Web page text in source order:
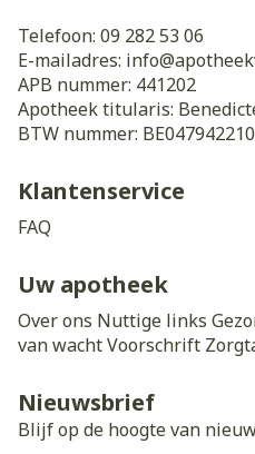
Telefoon: 09 282 53 06
E-mailadres: info@
APB nummer: 441202
Apotheek titularis:
BTW nummer:
Klantenservice
FAQ
Uw apotheek
Over ons Nuttige links
van wachtVoorschrift
Nieuwsbrief
Blijf op de hoogte van